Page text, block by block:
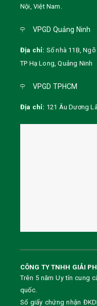
Nội, Việt Nam .
VPGD Quảng Ninh
Địa chỉ: Số nhà 11B,
TP Hạ Long, Quảng Ninh
VPGD TPHCM
Địa chỉ: 121 Âu Dương
CÔNG TY TNHH GIẢI
Trên 5 năm Uy tín cung
quốc.
Số giấy chứng nhận